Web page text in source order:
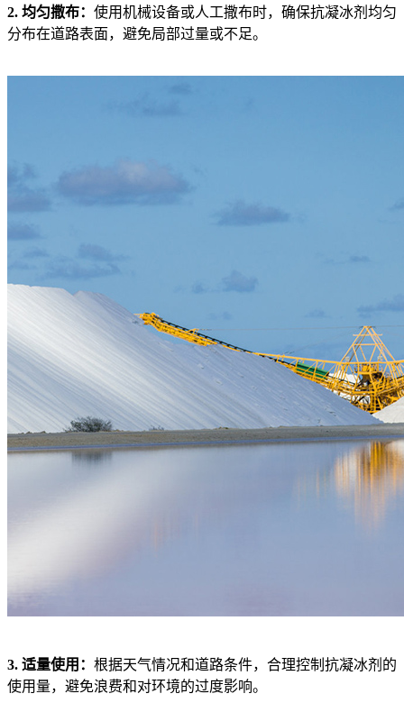
2. 均匀撒布： 使用机械设备或人工撒布时，确保抗凝冰剂均匀
分布在道路表面，避免局部过量或不足。
3. 适量使用： 根据天气情况和道路条件，合理控制抗凝冰剂的
使用量，避免浪费和对环境的过度影响。